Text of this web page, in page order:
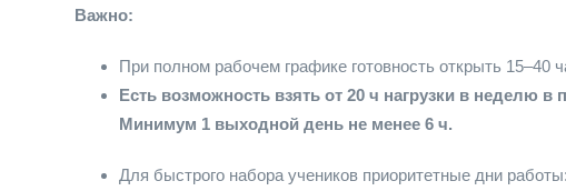
Важно:
При полном рабочем графике готовность открыть 15–40
Есть возможность взять от 20 ч нагрузки в неделю
Минимум 1 выходной день не менее 6 ч.
Для быстрого набора учеников приоритетные дни